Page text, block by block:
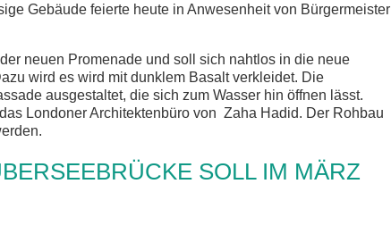
Gebäude feierte heute in Anwesenheit von Bürgermeister
neuen Promenade und soll sich nahtlos in die neue
wird es wird mit dunklem Basalt verkleidet. Die
ausgestaltet, die sich zum Wasser hin öffnen lässt.
Londoner Architektenbüro von Zaha Hadid. Der Rohbau
SOLL IM MÄRZ